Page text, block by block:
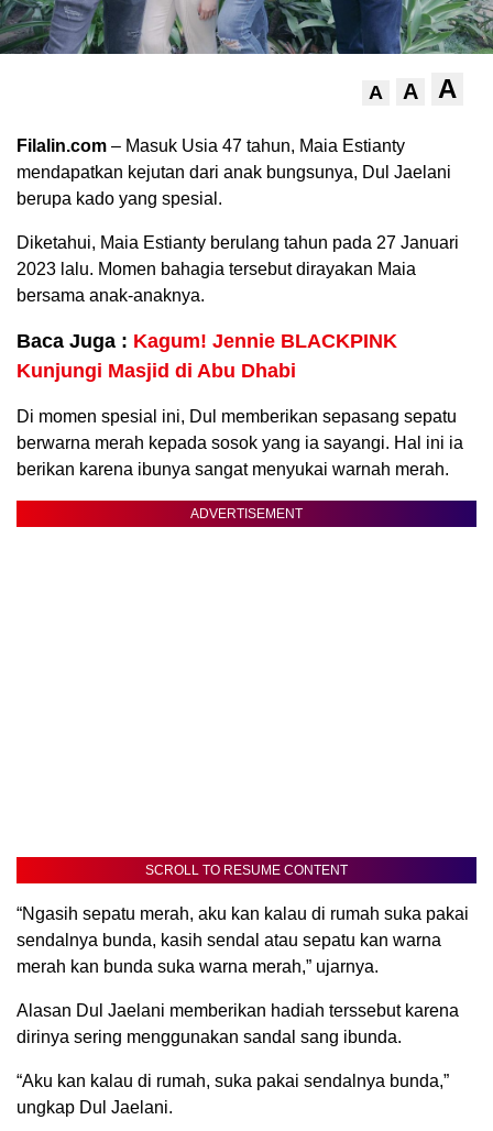
A A A
Filalin.com – Masuk Usia 47 tahun, Maia Estianty
mendapatkan kejutan dari anak bungsunya, Dul Jaelani
berupa kado yang spesial.
Diketahui, Maia Estianty berulang tahun pada 27 Januari
2023 lalu. Momen bahagia tersebut dirayakan Maia
bersama anak-anaknya.
Baca Juga : Kagum! Jennie BLACKPINK
Kunjungi Masjid di Abu Dhabi
Di momen spesial ini, Dul memberikan sepasang sepatu
berwarna merah kepada sosok yang ia sayangi. Hal ini ia
berikan karena ibunya sangat menyukai warnah merah.
ADVERTISEMENT
SCROLL TO RESUME CONTENT
“Ngasih sepatu merah, aku kan kalau di rumah suka pakai
sendalnya bunda, kasih sendal atau sepatu kan warna
merah kan bunda suka warna merah,” ujarnya.
Alasan Dul Jaelani memberikan hadiah terssebut karena
dirinya sering menggunakan sandal sang ibunda.
“Aku kan kalau di rumah, suka pakai sendalnya bunda,”
ungkap Dul Jaelani.